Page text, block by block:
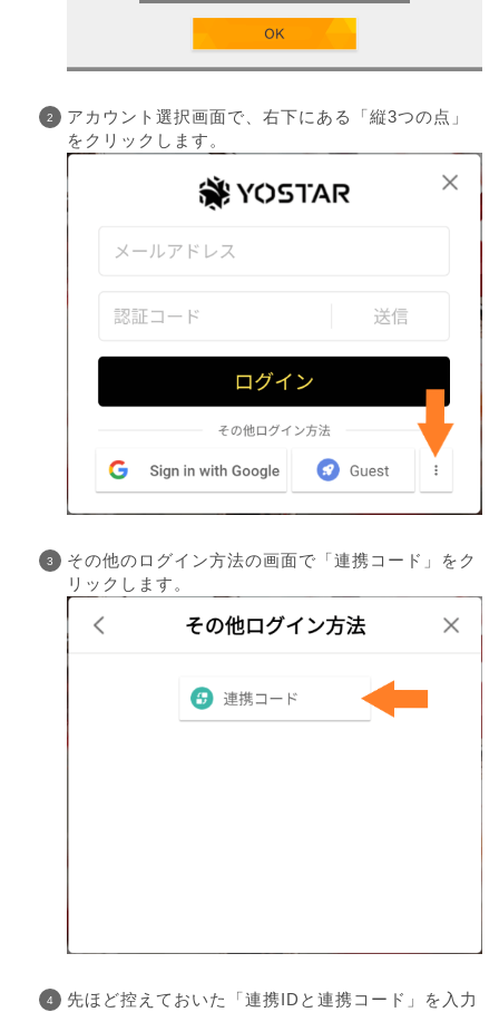
アカウント選択画面で、右下にある「縦3つの点」
をクリックします。
その他のログイン方法の画面で「連携コード」をク
リックします。
先ほど控えておいた「連携IDと連携コード」を入力